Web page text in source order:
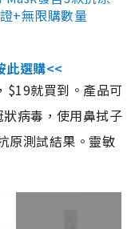
+無限購數量
此選購<<
$19就買到。產品可
病毒，使用鼻拭子
原測試結果。靈敏